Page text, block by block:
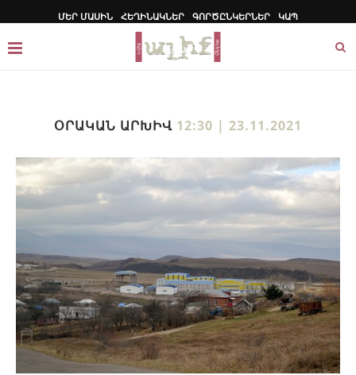
ՄԵՐ ՄԱՍԻՆ ՀԵՂԻՆԱԿՆԵՐ ԳՈՐԾԸՆԿԵՐՆԵՐ ԿԱՊ
ՕՐԱԿԱՆ ԱՐԽԻՎ 12:30 | 23.11.2021